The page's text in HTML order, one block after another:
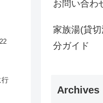
行
お問い合わ
家族湯(貸
分ガイド
Archives